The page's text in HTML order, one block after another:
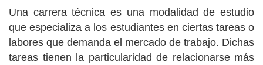
Una carrera técnica es una modalidad de estudio
que especializa a los estudiantes en ciertas tareas o
labores que demanda el mercado de trabajo. Dichas
tareas tienen la particularidad de relacionarse más